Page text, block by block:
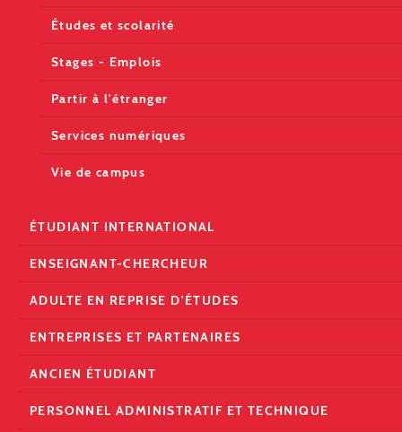
Études et scolarité
Stages - Emplois
Partir à l'étranger
Services numériques
Vie de campus
ÉTUDIANT INTERNATIONAL
ENSEIGNANT-CHERCHEUR
ADULTE EN REPRISE D'ÉTUDES
ENTREPRISES ET PARTENAIRES
ANCIEN ÉTUDIANT
PERSONNEL ADMINISTRATIF ET TECHNIQUE